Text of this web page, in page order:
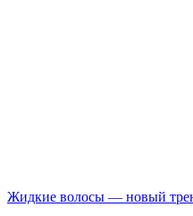
Жидкие волосы — новый